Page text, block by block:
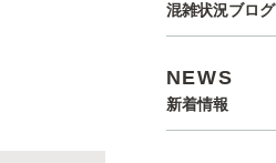
混雑状況ブログ
NEWS
新着情報